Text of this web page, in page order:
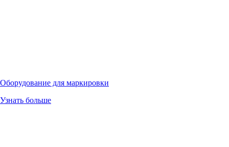
Оборудование для маркировки
Узнать больше